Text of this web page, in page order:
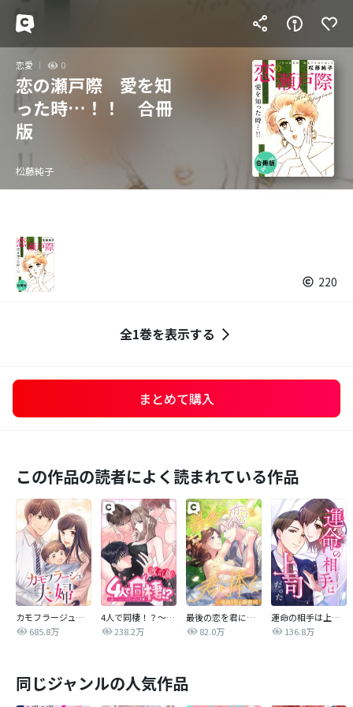
恋愛 0
恋の瀬戸際 愛を知
った時…！！ 合冊
版
松藤純子
220
全1巻を表示する
まとめて購入
この作品の読者によく読まれている作品
カモフラージュ夫婦
685.8万
4人で同棲！？～逆ハーレムハウスへようこそ♥～【改訂版】
238.2万
最後の恋を君に捧ぐ～余命1年の御曹司～
82.0万
運命の相手は上司だった
136.8万
同じジャンルの人気作品